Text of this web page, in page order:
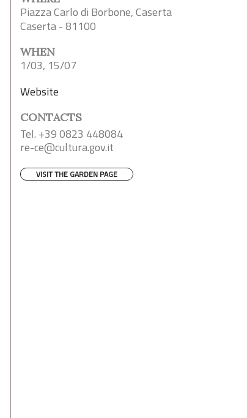
Piazza Carlo di Borbone, Caserta
Caserta - 81100
WHEN
1/03, 15/07
Website
CONTACTS
Tel. +39 0823 448084
re-ce@cultura.gov.it
VISIT THE GARDEN PAGE